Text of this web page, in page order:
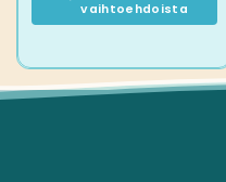
vaihtoehdoista
on
useampi